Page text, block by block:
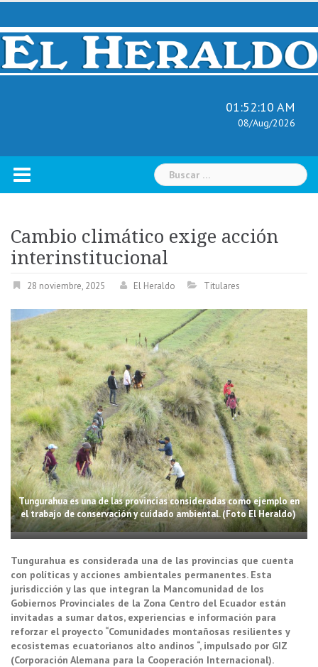
Skip
content
01:52:11 AM
08/Aug/2026
Buscar:
Cambio climático exige acción
interinstitucional
28 noviembre, 2025 El Heraldo Titulares
Tungurahua es una de las provincias consideradas como ejemplo en
el trabajo de conservación y cuidado ambiental. (Foto El Heraldo)
Tungurahua es considerada una de las provincias que cuenta
con políticas y acciones ambientales permanentes. Esta
jurisdicción y las que integran la Mancomunidad de los
Gobiernos Provinciales de la Zona Centro del Ecuador están
invitadas a sumar datos, experiencias e información para
reforzar el proyecto “Comunidades montañosas resilientes y
ecosistemas ecuatorianos alto andinos “, impulsado por GIZ
(Corporación Alemana para la Cooperación Internacional).